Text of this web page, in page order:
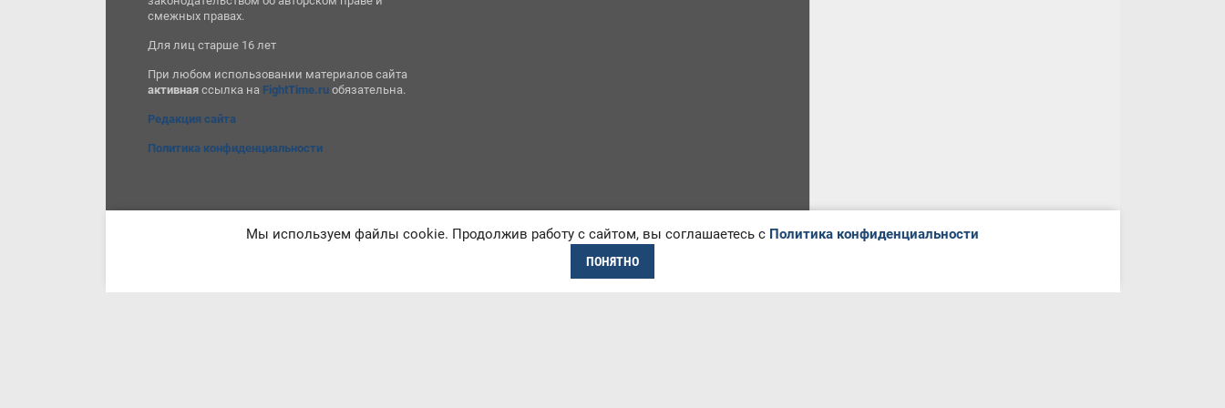
смежных правах.
Для лиц старше 16 лет
При любом использовании материалов сайта
активная ссылка на FightTime.ru обязательна.
Редакция сайта
Политика конфиденциальности
Мы используем файлы cookie. Продолжив работу с сайтом, вы соглашаетесь с Политика конфиденциальности
ПОНЯТНО